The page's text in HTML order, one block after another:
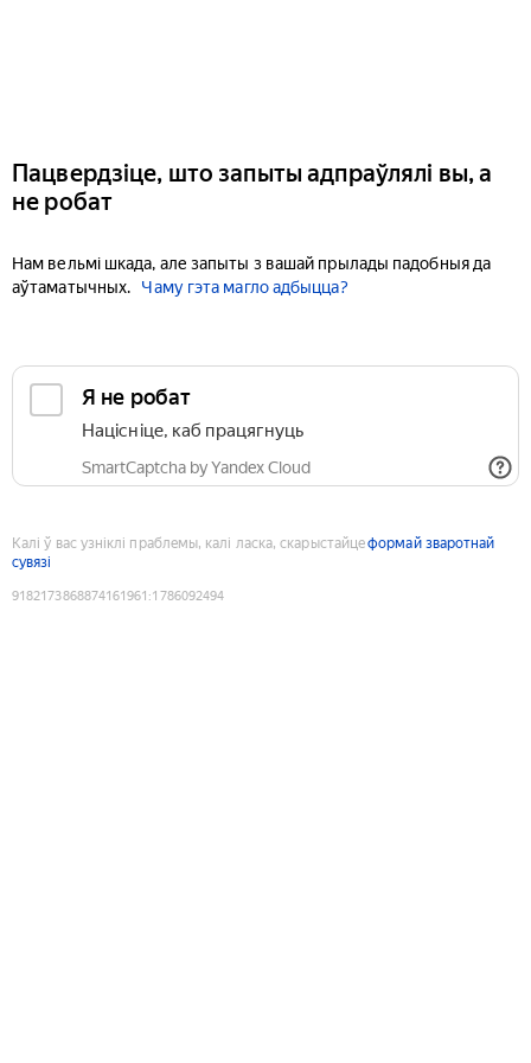
Пацвердзіце, што запыты адпраўлялі вы, а
не робат
Нам вельмі шкада, але запыты з вашай прылады падобныя да
аўтаматычных.
Чаму гэта магло адбыцца?
Я не робат
Націсніце, каб працягнуць
SmartCaptcha by Yandex Cloud
Калі ў вас узніклі праблемы, калі ласка, скарыстайцеформай зваротнай
сувязі
9182173868874161961 :1786092494